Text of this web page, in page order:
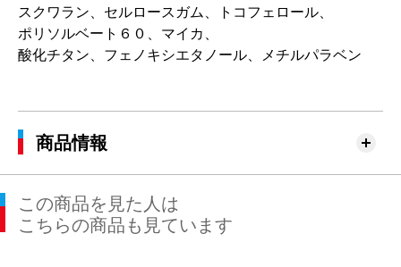
スクワラン、セルロースガム、トコフェロール、
ポリソルベート６０、マイカ、
酸化チタン、フェノキシエタノール、メチルパラベン
商品情報
この商品を見た人は
こちらの商品も見ています